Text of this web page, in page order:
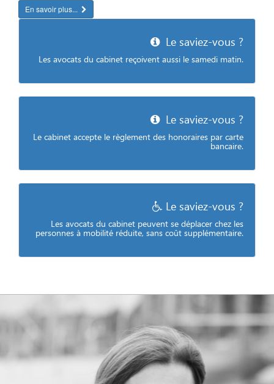
En savoir plus...
Le saviez-vous ?
Les avocats du cabinet reçoivent aussi le samedi matin.
Le saviez-vous ?
Le cabinet accepte le règlement des honoraires par carte
bancaire.
Le saviez-vous ?
Les avocats du cabinet peuvent se déplacer chez les
personnes à mobilité réduite, sans coût supplémentaire.